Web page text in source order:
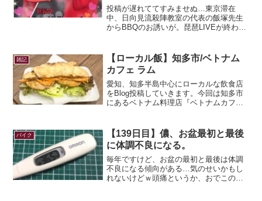
投稿が遅れててすみませぬ…東京滞在
中、日向見流殺陣教室の代表の飯塚先生
からBBQのお誘いが。琵琶LIVEが終わっ
といけないし…ちょっとお邪魔すること
に。なんだかんだ誰か...
雑記
【ローカル飯】知多市/ベトナム
カフェ ラム
愛知、知多半島中心にローカルな飲食店
をBlog投稿していきます。今回は知多市
にあるベトナム料理店『ベトナムカフ
理が好きになりまして。ベトナム料理を
求めていろんな店に行...
バイク
【139日目】儂、お盆最初と最後
に体調不良になる。
毎年ですけど、お盆の最初と最後は体調
不良になる傾向がある…気のせいかもし
れないけどｗ頭痛というか、おでこの真